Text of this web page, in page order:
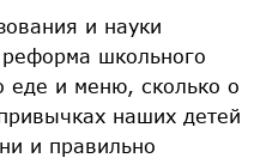
и науки
школьного
еде и меню, сколько о
наших детей
и правильно